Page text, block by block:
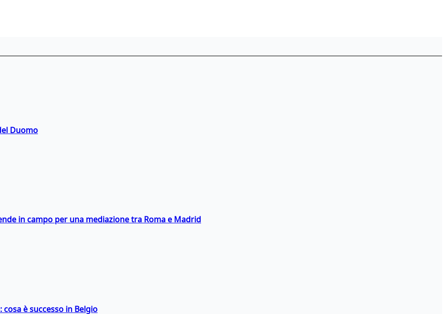
Duomo
in campo per una mediazione tra Roma e Madrid
è successo in Belgio